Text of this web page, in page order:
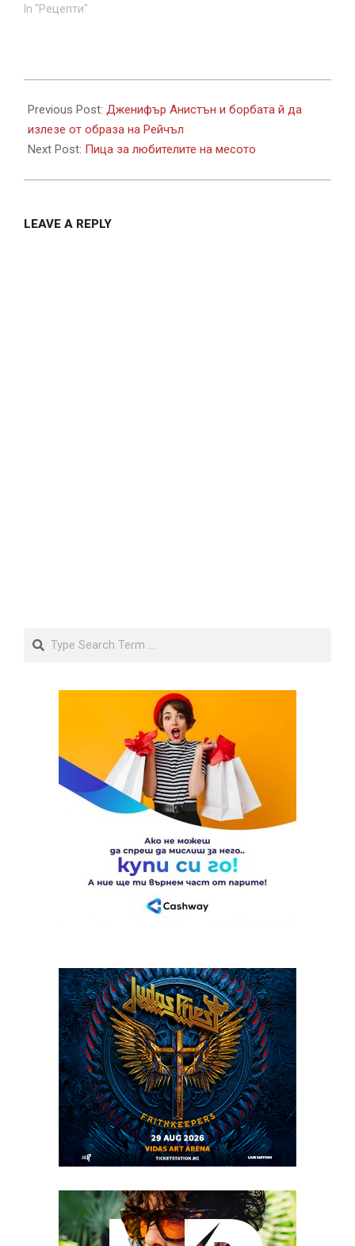
In "Рецепти"
06-
28
Previous Post: Дженифър Анистън и борбата й да
излезе от образа на Рейчъл
Next Post: Пица за любителите на месото
LEAVE A REPLY
Search